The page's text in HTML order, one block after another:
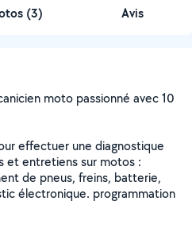
(3) Avis
moto passionné avec 10
effectuer une diagnostique
et entretiens sur motos :
de pneus, freins, batterie,
électronique. programmation